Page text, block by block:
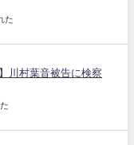
た
川村葉音被告に検察